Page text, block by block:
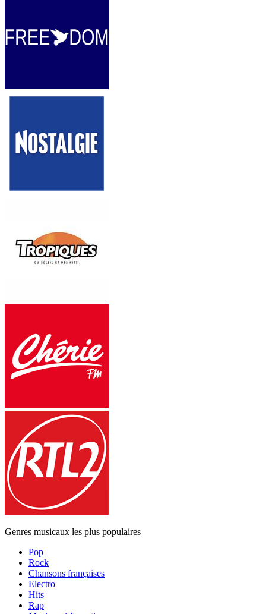
Genres musicaux les plus populaires
Pop
Rock
Chansons françaises
Electro
Hits
Rap